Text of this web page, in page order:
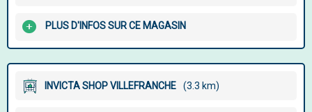
PLUS D'INFOS SUR CE MAGASIN
INVICTA SHOP VILLEFRANCHE (3.3 km)